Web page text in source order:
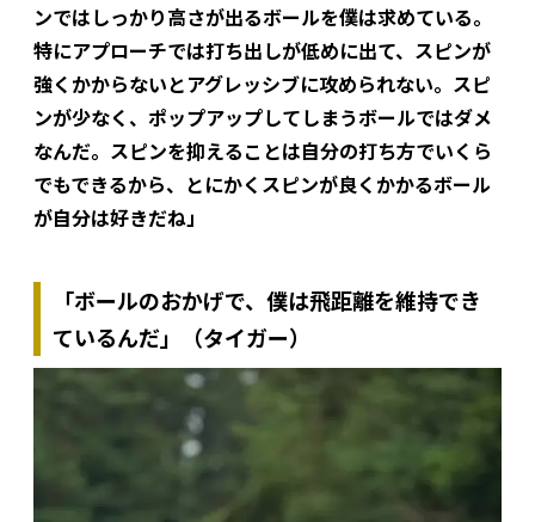
ンではしっかり高さが出るボールを僕は求めている。
特にアプローチでは打ち出しが低めに出て、スピンが
強くかからないとアグレッシブに攻められない。スピ
ンが少なく、ポップアップしてしまうボールではダメ
なんだ。スピンを抑えることは自分の打ち方でいくら
でもできるから、とにかくスピンが良くかかるボール
が自分は好きだね」
「ボールのおかげで、僕は飛距離を維持でき
ているんだ」（タイガー）